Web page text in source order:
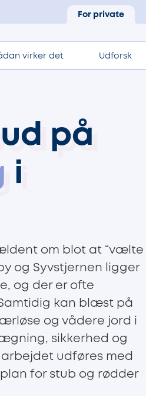
For private
virker det Udforsk
på
i
om blot at “vælte
og Syvstjernen ligger
og der er ofte
kan blæst på
og vådere jord i
sikkerhed og
udføres med
for stub og rødder